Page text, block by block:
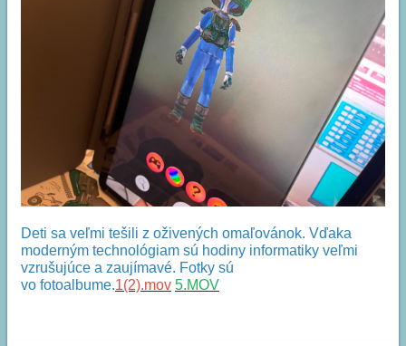
Deti sa veľmi tešili z oživených omaľovánok. Vďaka
moderným technológiam sú hodiny informatiky veľmi
vzrušujúce a zaujímavé. Fotky sú
vo fotoalbume.1(2).mov 5.MOV